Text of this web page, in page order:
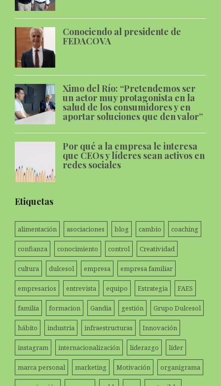
Conociendo al presidente de
FEDACOVA
Ximo del Río: “Pretendemos ser
un actor muy protagonista en la
salud de los consumidores y en
aportar soluciones que den valor”
Por qué a la empresa le interesa
que CEOs y líderes sean activos en
redes sociales
Etiquetas
alimentación asociaciones blog cambio coaching
confianza conocimiento control Creatividad
cultura dulcesol empresa empresa familiar
empresarios entrevista equipo Estrategia FAES
familia formacion Gandia gestión Grupo Dulcesol
hábito industria infraestructuras Innovación
instagram internacionalización liderazgo líder
marca personal marketing Motivación organigrama